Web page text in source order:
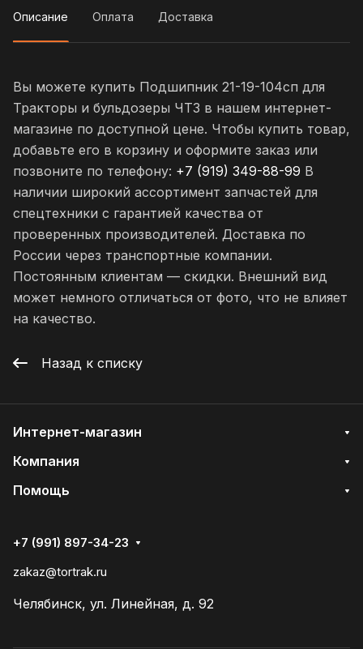
Описание Оплата Доставка
Вы можете купить Подшипник 21-19-104сп для
Тракторы и бульдозеры ЧТЗ в нашем интернет-
магазине по доступной цене. Чтобы купить товар,
добавьте его в корзину и оформите заказ или
позвоните по телефону: +7 (919) 349-88-99 В
наличии широкий ассортимент запчастей для
спецтехники с гарантией качества от
проверенных производителей. Доставка по
России через транспортные компании.
Постоянным клиентам — скидки. Внешний вид
может немного отличаться от фото, что не влияет
на качество.
Назад к списку
Интернет-магазин
Компания
Помощь
+7 (991) 897-34-23
zakaz@tortrak.ru
Челябинск, ул. Линейная, д. 92